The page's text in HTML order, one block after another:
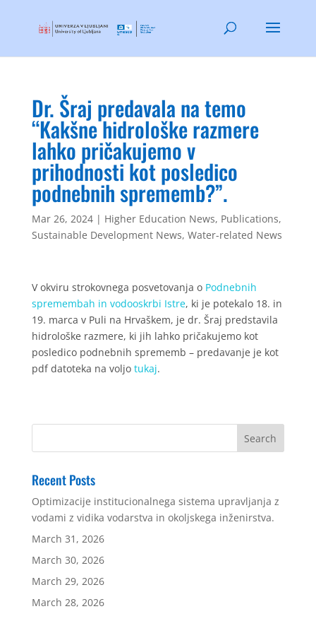
Dr. Šraj predavala na temo
“Kakšne hidrološke razmere
lahko pričakujemo v
prihodnosti kot posledico
podnebnih sprememb?”.
Mar 26, 2024| Higher Education News, Publications,
Sustainable Development News, Water-related News
V okviru strokovnega posvetovanja o Podnebnih
spremembah in vodooskrbi Istre, ki je potekalo 18. in
19. marca v Puli na Hrvaškem, je dr. Šraj predstavila
hidrološke razmere, ki jih lahko pričakujemo kot
posledico podnebnih sprememb – predavanje je kot
pdf datoteka na voljo tukaj.
Recent Posts
Optimizacije institucionalnega sistema upravljanja z
vodami z vidika vodarstva in okoljskega inženirstva.
March 31, 2026
March 30, 2026
March 29, 2026
March 28, 2026